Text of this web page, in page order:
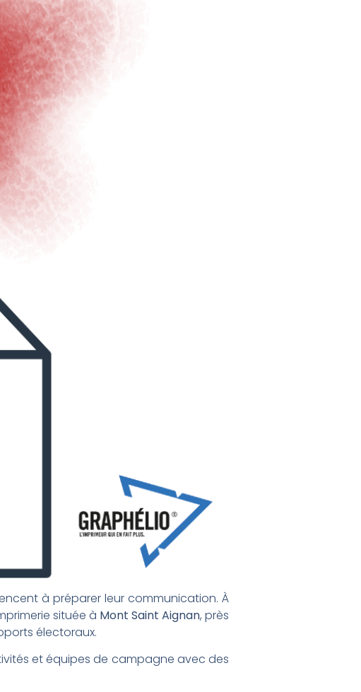
à préparer leur communication. À
située à Mont Saint Aignan, près
électoraux.
et équipes de campagne avec des